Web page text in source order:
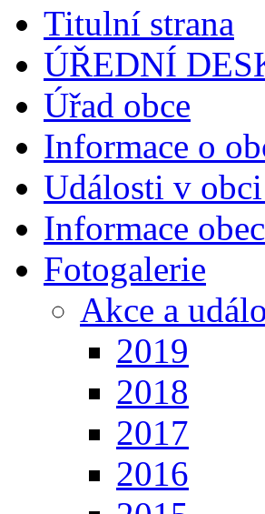
Titulní strana
ÚŘEDNÍ
Úřad obce
Informace o
Události v
Informace
Fotogalerie
Akce a
2019
2018
2017
2016